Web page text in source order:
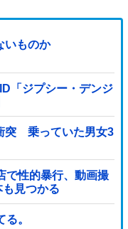
いものか
「ジプシー・デンジ
突 乗っていた男女3
で性的暴行、動画撮
見つかる
。